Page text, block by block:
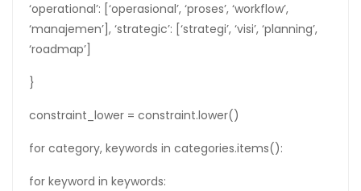
‘operational’: [‘operasional’, ‘proses’, ‘workflow’,
‘manajemen’], ‘strategic’: [‘strategi’, ‘visi’, ‘planning’,
‘roadmap’]
}
constraint_lower = constraint.lower()
for category, keywords in categories.items():
for keyword in keywords: